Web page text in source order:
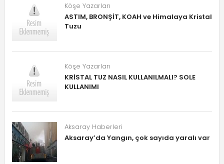
Köşe Yazarları
ASTIM, BRONŞİT, KOAH ve Himalaya Kristal
Tuzu
Köşe Yazarları
KRİSTAL TUZ NASIL KULLANILMALI? SOLE
KULLANIMI
Aksaray Haberleri
Aksaray’da Yangın, çok sayıda yaralı var